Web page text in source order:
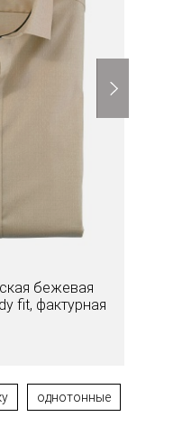
бежевая
fit, фактурная
однотонные